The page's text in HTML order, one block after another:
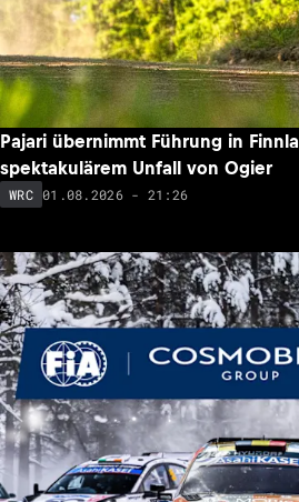
Pajari übernimmt Führung in
spektakulärem Unfall von Ogier
WRC 01.08.2026 - 21:26